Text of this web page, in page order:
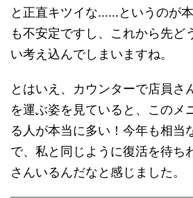
と正直キツイな……というのが
も不安定ですし、これから先ど
い考え込んでしまいますね。
とはいえ、カウンターで店員さ
を運ぶ姿を見ていると、このメ
る人が本当に多い！今年も相当
で、私と同じように復活を待ち
さんいるんだなと感じました。